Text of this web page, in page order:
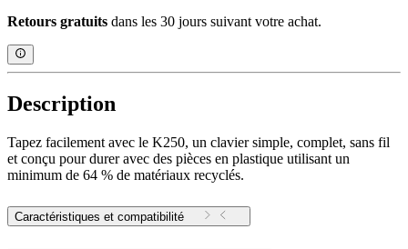
Retours gratuits dans les 30 jours suivant votre achat.
Description
Tapez facilement avec le K250, un clavier simple, complet, sans fil
et conçu pour durer avec des pièces en plastique utilisant un
minimum de 64 % de matériaux recyclés.
Caractéristiques et compatibilité